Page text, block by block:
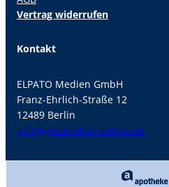
Vertrag widerrufen
Kontakt
ELPATO Medien GmbH
Franz-Ehrlich-Straße 12
12489 Berlin
info@gesundheit-adhoc.de